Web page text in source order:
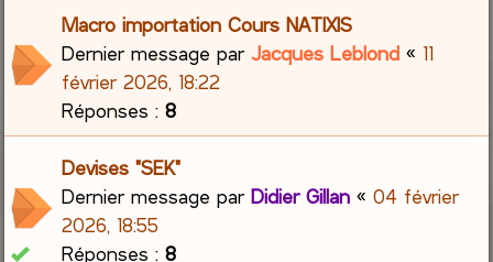
Macro importation Cours NATIXIS
Dernier message parJacques Leblond « 11
février 2026, 18:22
Réponses :8
Devises "SEK"
Dernier message parDidier Gillan «04 février
2026, 18:55
Réponses :8